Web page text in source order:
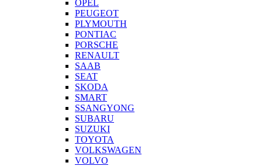
OPEL
PEUGEOT
PLYMOUTH
PONTIAC
PORSCHE
RENAULT
SAAB
SEAT
SKODA
SMART
SSANGYONG
SUBARU
SUZUKI
TOYOTA
VOLKSWAGEN
VOLVO